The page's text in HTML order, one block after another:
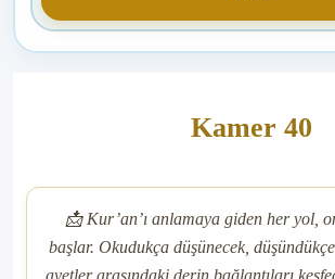
Kamer 40
📩 Kur’an’ı anlamaya giden her yol,
başlar. Okudukça düşünecek,
ayetler arasındaki derin bağlantıları
📊 Paylaşım Atlası